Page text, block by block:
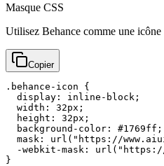
Masque CSS
Utilisez Behance comme une
Copier
.behance-icon {
  display: inline-block;
  width: 32px;
  height: 32px;
  background-color: #1769ff;
mask: url("https://
-webkit-mask:
}